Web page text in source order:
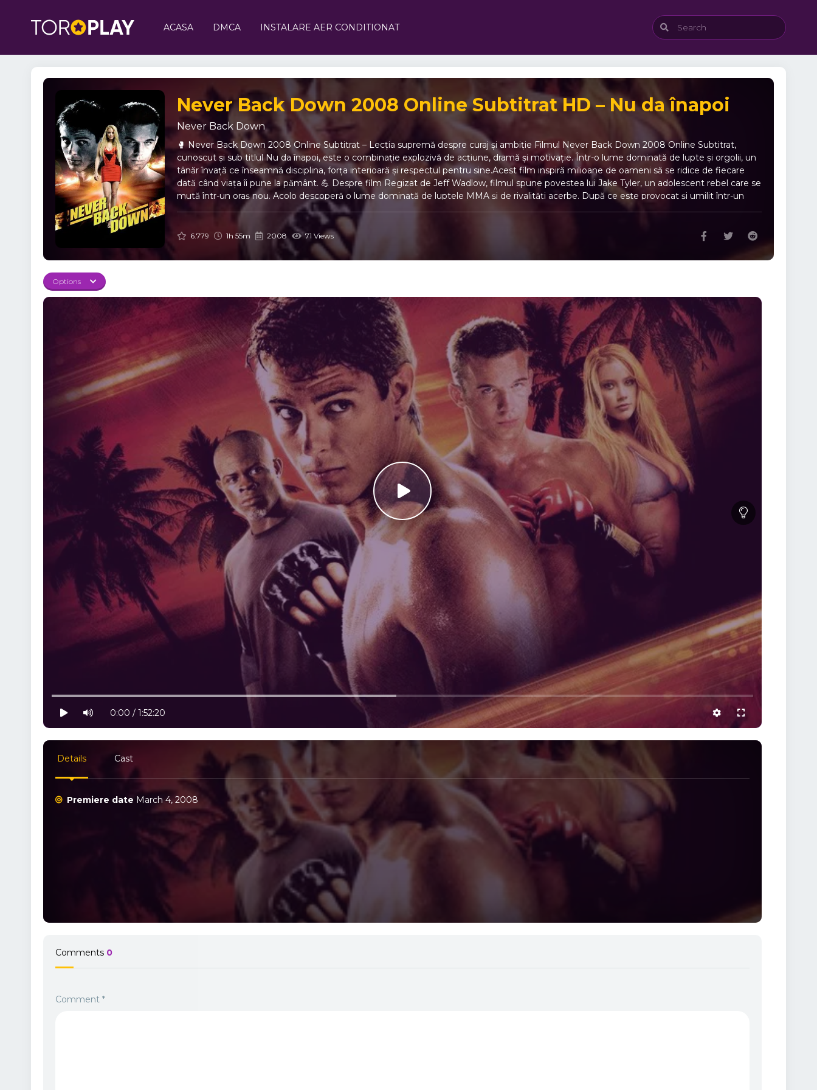
ACASA DMCA INSTALARE AER CONDITIONAT
Never Back Down 2008 Online Subtitrat HD – Nu da înapoi
Never Back Down
🥊 Never Back Down 2008 Online Subtitrat – Lecția supremă despre curaj și ambiție Filmul Never Back Down 2008 Online Subtitrat,
cunoscut și sub titlul Nu da înapoi, este o combinație explozivă de acțiune, dramă și motivație. Într-o lume dominată de lupte și orgolii, un
tânăr învață ce înseamnă disciplina, forța interioară și respectul pentru sine.Acest film inspiră milioane de oameni să se ridice de fiecare
dată când viața îi pune la pământ. 💪 Despre film Regizat de Jeff Wadlow, filmul spune povestea lui Jake Tyler, un adolescent rebel care se
mută într-un oraș nou. Acolo descoperă o lume dominată de luptele MMA și de rivalități acerbe. După ce este provocat și umilit într-un
meci, Jake jură să nu mai fie niciodată victimă. Sub îndrumarea mentorului său, Jean Roqua, el învață nu doar arta luptei, ci și cea a
stăpânirii de sine. ⚡ Teme și mesaje principale Filmul Never Back Down 2008 Online Subtitrat transmite un mesaj puternic despre
determinare, prietenie și controlul furiei.„Nu da înapoi” nu este doar un slogan, ci o filozofie de viață. Jake descoperă că adevărata luptă nu
este împotriva altora, ci împotriva propriei slăbiciuni. 🧠 Mesaj central: Forța nu vine din mușchi, ci din minte și inimă. 🎥 Distribuția filmului
Sean Faris – Jake Tyler Djimon Hounsou – Jean Roqua Amber Heard – Baja Miller Cam Gigandet – Ryan McCarthy Performanțele actorilor
impresionante. 💬 Dialoguri motivaționale care inspiră curaj și perseverență. 🎯 Poveste emoționantă despre autocontrol și maturizare. 🎧
Coloană sonoră energică, care amplifică fiecare moment de acțiune. 📺 Disponibil acum pe filmflix.ro – subtitrat în română, calitate HD. 🥊
Rezumatul filmului Nu da înapoi După mutarea într-un oraș nou, Jake Tyler devine rapid ținta unei umilințe publice în fața colegilor săi. În
loc să renunțe, decide să se antreneze cu un luptător experimentat pentru a-și recăpăta încrederea.Prin disciplină, antrenament și
determinare, el descoperă adevărata semnificație a puterii interioare. Filmul Never Back Down 2008 Online Subtitrat este o poveste
despre cum poți transforma durerea în motivație și înfrângerea în victorie. 💡 Ce învățăm din film 🔹 Curajul înseamnă să înfrunți frica, nu să
o eviți. 🔹 Respectul se câștigă prin fapte, nu prin vorbe. 🔹 Perseverența este cheia oricărui succes. 🔹 Autocontrolul este cea mai
puternică armă a unui luptător. 📌 Citate memorabile din film “Nu contează cât de tare lovești. Contează cât de mult poți suporta și totuși
să mergi mai departe.”“Lupta adevărată este cu tine însuți.” Aceste replici fac din Nu da înapoi un film motivațional perfect pentru oricine
are nevoie de o doză de inspirație. 🎯 Întrebări frecvente 1. Unde pot viziona Never Back Down 2008 Online Subtitrat?👉 Poți urmări filmul
complet, în calitate HD, direct pe filmflix.ro, cu subtitrare în română. 2. Filmul este bazat pe fapte reale?❌ Nu, dar povestea inspiră prin
realism și emoție. 3. Ce gen de film este?🎬 Acțiune, dramă, sport și motivație – o combinație perfectă. 🚀 De ce merită să vezi Never Back
Down 2008 Online Subtitrat pe filmflix.ro ✅ Subtitrare clară în limba română ✅ Calitate video excelentă ✅ Acces rapid, fără reclame
enervante ✅ Inspirație garantată la fiecare scenă 👉 Intră acum pe filmflix.ro și urmărește Never Back Down 2008 Online Subtitrat – filmul
care te va face să crezi din nou în tine.
6.779 1h 55m 2008 71 Views
Options
10% progress
play
volume0:00 / 1:52:20 settings
Details Cast
Premiere date March 4, 2008
Comments 0
Comment *